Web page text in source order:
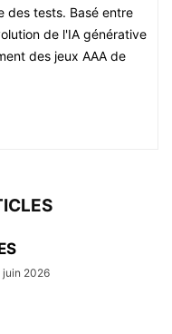
des tests. Basé entre
de l'IA générative
des jeux AAA de
juin 2026